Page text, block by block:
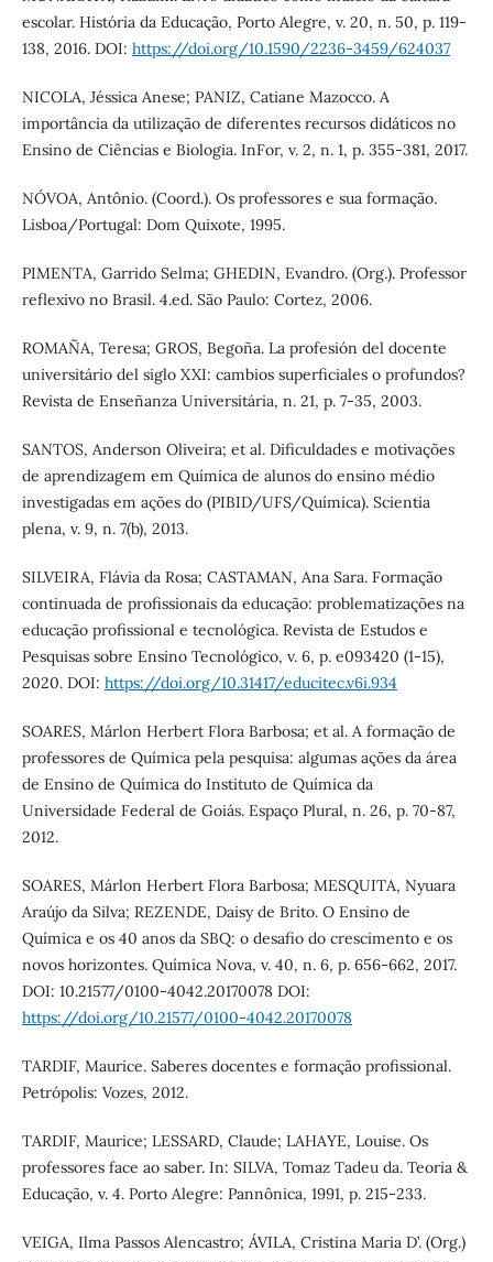
escolar. História da Educação, Porto Alegre, v. 20, n. 50, p. 119-
138, 2016. DOI: https://doi.org/10.1590/2236-3459/624037
NICOLA, Jéssica Anese; PANIZ, Catiane Mazocco. A
importância da utilização de diferentes recursos didáticos no
Ensino de Ciências e Biologia. InFor, v. 2, n. 1, p. 355-381, 2017.
NÓVOA, Antônio. (Coord.). Os professores e sua formação.
Lisboa/Portugal: Dom Quixote, 1995.
PIMENTA, Garrido Selma; GHEDIN, Evandro. (Org.). Professor
reflexivo no Brasil. 4.ed. São Paulo: Cortez, 2006.
ROMAÑA, Teresa; GROS, Begoña. La profesión del docente
universitário del siglo XXI: cambios superficiales o profundos?
Revista de Enseñanza Universitária, n. 21, p. 7-35, 2003.
SANTOS, Anderson Oliveira; et al. Dificuldades e motivações
de aprendizagem em Química de alunos do ensino médio
investigadas em ações do (PIBID/UFS/Química). Scientia
plena, v. 9, n. 7(b), 2013.
SILVEIRA, Flávia da Rosa; CASTAMAN, Ana Sara. Formação
continuada de profissionais da educação: problematizações na
educação profissional e tecnológica. Revista de Estudos e
Pesquisas sobre Ensino Tecnológico, v. 6, p. e093420 (1-15),
2020. DOI: https://doi.org/10.31417/educitec.v6i.934
SOARES, Márlon Herbert Flora Barbosa; et al. A formação de
professores de Química pela pesquisa: algumas ações da área
de Ensino de Química do Instituto de Química da
Universidade Federal de Goiás. Espaço Plural, n. 26, p. 70-87,
2012.
SOARES, Márlon Herbert Flora Barbosa; MESQUITA, Nyuara
Araújo da Silva; REZENDE, Daisy de Brito. O Ensino de
Química e os 40 anos da SBQ: o desafio do crescimento e os
novos horizontes. Química Nova, v. 40, n. 6, p. 656-662, 2017.
DOI: 10.21577/0100-4042.20170078 DOI:
https://doi.org/10.21577/0100-4042.20170078
TARDIF, Maurice. Saberes docentes e formação profissional.
Petrópolis: Vozes, 2012.
TARDIF, Maurice; LESSARD, Claude; LAHAYE, Louise. Os
professores face ao saber. In: SILVA, Tomaz Tadeu da. Teoria &
Educação, v. 4. Porto Alegre: Pannônica, 1991, p. 215-233.
VEIGA, Ilma Passos Alencastro; ÁVILA, Cristina Maria D’. (Org.)